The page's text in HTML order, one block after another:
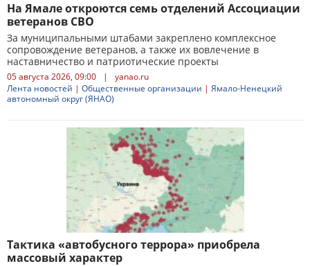
На Ямале откроются семь отделений Ассоциации
ветеранов СВО
За муниципальными штабами закреплено комплексное
сопровождение ветеранов, а также их вовлечение в
наставничество и патриотические проекты
05 августа 2026, 09:00 |
yanao.ru
Лента новостей | Общественные организации | Ямало-Ненецкий
автономный округ (ЯНАО)
Тактика «автобусного террора» приобрела
массовый характер